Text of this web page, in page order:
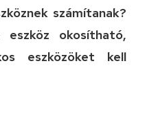
számítanak?
eszköz okosítható,
eszközöket kell